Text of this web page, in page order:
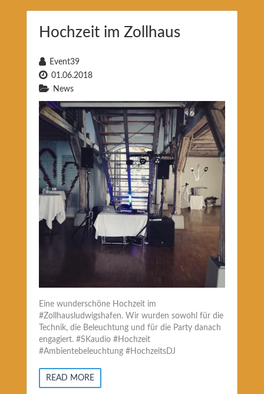
Hochzeit im Zollhaus
Event39
01.06.2018
News
Eine wunderschöne Hochzeit im
#Zollhausludwigshafen. Wir wurden sowohl für die
Technik, die Beleuchtung und für die Party danach
engagiert. #SKaudio #Hochzeit
#Ambientebeleuchtung #HochzeitsDJ
READ MORE